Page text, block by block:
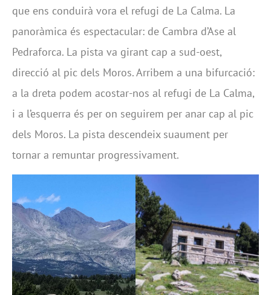
que ens conduirà vora el refugi de La Calma. La
panoràmica és espectacular: de Cambra d’Ase al
Pedraforca. La pista va girant cap a sud-oest,
direcció al pic dels Moros. Arribem a una bifurcació:
a la dreta podem acostar-nos al refugi de La Calma,
i a l’esquerra és per on seguirem per anar cap al pic
dels Moros. La pista descendeix suaument per
tornar a remuntar progressivament.